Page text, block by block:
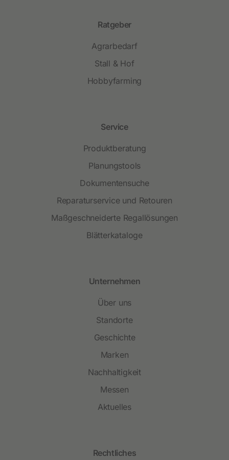
Ratgeber
Agrarbedarf
Stall & Hof
Hobbyfarming
Service
Produktberatung
Planungstools
Dokumentensuche
Reparaturservice und Retouren
Maßgeschneiderte Regallösungen
Blätterkataloge
Unternehmen
Über uns
Standorte
Geschichte
Marken
Nachhaltigkeit
Messen
Aktuelles
Rechtliches